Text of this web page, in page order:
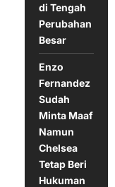
di Tengah
Perubahan
Besar
Enzo
Fernandez
Sudah
Minta Maaf
Namun
Chelsea
Tetap Beri
Hukuman